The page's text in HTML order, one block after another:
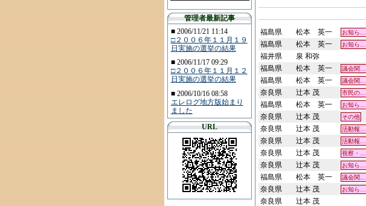
管理者最新記事
■ 2006/11/21 11:14
□２００６年１１月１９
日実施の選挙の結果
■ 2006/11/17 09:29
□２００６年１１月１２
日実施の選挙の結果
■ 2006/10/16 08:58
エレログ地方版始まり
ました
URL
福島県 松本 英一 お知ら…
福島県
松本 英一 お知ら…
福井県
泉 和弥
福島県
松本 英一 議会関…
福島県
松本 英一 議会関…
奈良県
辻本 茂 市民の…
福島県
松本 英一 お知ら…
奈良県
辻本 茂 その他
奈良県
辻本 茂 活動報…
奈良県
辻本 茂 活動報…
奈良県
辻本 茂 視察・…
奈良県
辻本 茂 お知ら…
福島県
松本 英一 議会関…
奈良県
辻本 茂 お知ら…
奈良県
辻本 茂